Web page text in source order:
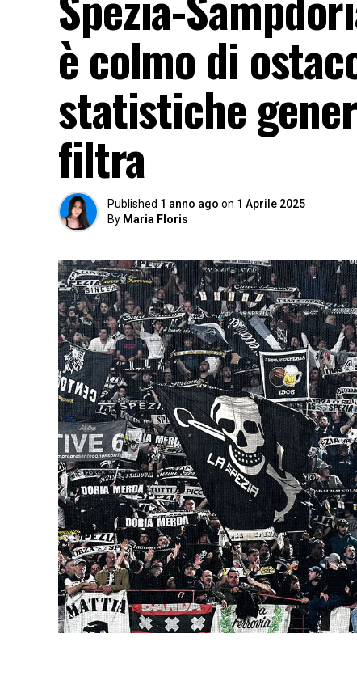
è colmo di
statistiche
filtra
Published 1 anno ago on 1 Aprile 2025
By Maria Floris